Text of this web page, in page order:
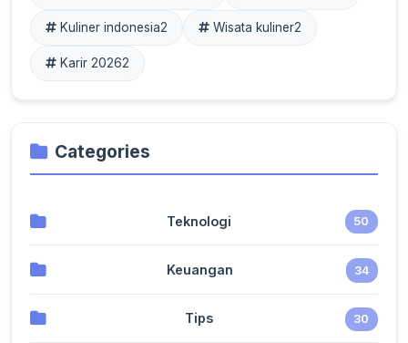
Kuliner indonesia2 Wisata kuliner2
Karir 20262
Categories
Teknologi 50
Keuangan 34
Tips 30